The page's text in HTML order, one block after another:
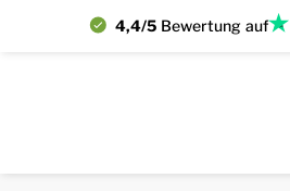
4,4/5 Bewertung auf